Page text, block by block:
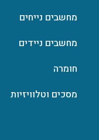
מחשבים נייחים
מחשבים ניידים
חומרה
מסכים וטלוויזיות